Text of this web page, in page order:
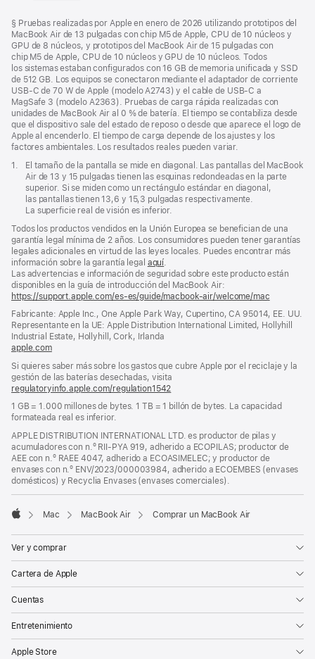
Nota
a
pie
de
página
§ Pruebas realizadas por Apple en enero de 2026 utilizando prototipos del
MacBook Air de 13 pulgadas con chip M5 de Apple, CPU de 10 núcleos y
GPU de 8 núcleos, y prototipos del MacBook Air de 15 pulgadas con
chip M5 de Apple, CPU de 10 núcleos y GPU de 10 núcleos. Todos
los sistemas estaban configurados con 16 GB de memoria unificada y SSD
de 512 GB. Los equipos se conectaron mediante el adaptador de corriente
USB‑C de 70 W de Apple (modelo A2743) y el cable de USB‑C a
MagSafe 3 (modelo A2363). Pruebas de carga rápida realizadas con
unidades de MacBook Air al 0 % de batería. El tiempo se contabiliza desde
que el dispositivo sale del estado de reposo o desde que aparece el logo de
Apple al encenderlo. El tiempo de carga depende de los ajustes y los
factores ambientales. Los resultados reales pueden variar.
Nota
página
1.
El tamaño de la pantalla se mide en diagonal. Las pantallas del MacBook
Air de 13 y 15 pulgadas tienen las esquinas redondeadas en la parte
superior. Si se miden como un rectángulo estándar en diagonal,
las pantallas tienen 13,6 y 15,3 pulgadas respectivamente.
La superficie real de visión es inferior.
Todos los productos vendidos en la Unión Europea se benefician de una
garantía legal mínima de 2 años. Los consumidores pueden tener garantías
legales adicionales en virtud de las leyes locales. Puedes encontrar más
información sobre la garantía legal aquí
Las advertencias e información de seguridad sobre este producto están
disponibles en la guía de introducción del MacBook Air:
https://support.apple.com/es-es/guide/macbook-air/welcome/mac
en
una
Fabricante: Apple Inc., One Apple Park Way, Cupertino, CA 95014, EE. UU.
Representante en la UE: Apple Distribution International Limited, Hollyhill
Industrial Estate, Hollyhill, Cork, Irlanda
apple.com(se
en
una
ventana
nueva)
Si quieres saber más sobre los gastos que cubre Apple por el reciclaje y la
gestión de las baterías desechadas, visita
regulatoryinfo.apple.com/regulation1542
en
ventana
nueva)
1 GB = 1.000 millones de bytes. 1 TB = 1 billón de bytes. La capacidad
formateada real es inferior.
APPLE DISTRIBUTION INTERNATIONAL LTD. es productor de pilas y
acumuladores con n.º RII-PYA 919, adherido a ECOPILAS; productor de
AEE con n.º RAEE 4047, adherido a ECOASIMELEC; y productor de
envases con n.º ENV/2023/000003984, adherido a ECOEMBES (envases
domésticos) y Recyclia Envases (envases comerciales).
Mac MacBook Air Comprar un MacBook Air
Ver y comprar
Cartera de Apple
Cuentas
Entretenimiento
Apple Store